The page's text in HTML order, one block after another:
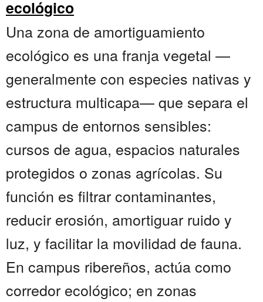
ecológico
Una zona de amortiguamiento
ecológico es una franja vegetal —
generalmente con especies nativas y
estructura multicapa— que separa el
campus de entornos sensibles:
cursos de agua, espacios naturales
protegidos o zonas agrícolas. Su
función es filtrar contaminantes,
reducir erosión, amortiguar ruido y
luz, y facilitar la movilidad de fauna.
En campus ribereños, actúa como
corredor ecológico; en zonas